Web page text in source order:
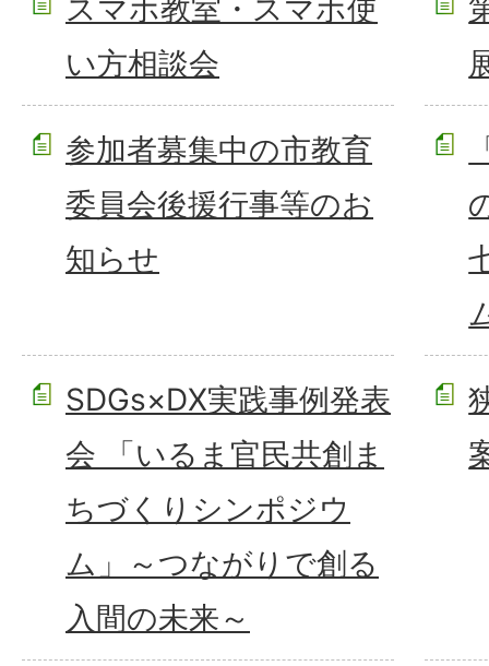
スマホ教室・スマホ使
い方相談会
参加者募集中の市教育
委員会後援行事等のお
知らせ
SDGs×DX実践事例発表
会 「いるま官民共創ま
ちづくりシンポジウ
ム」～つながりで創る
入間の未来～